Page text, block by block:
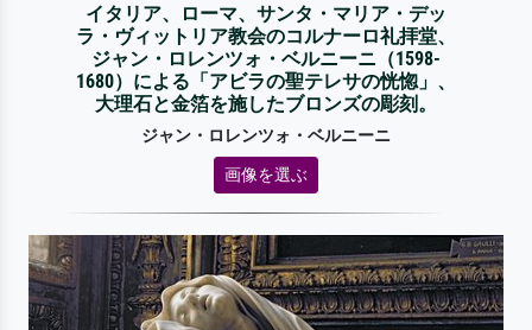
イタリア、ローマ、サンタ・マリア・デッ
ラ・ヴィットリア教会のコルナーロ礼拝堂、
ジャン・ロレンツォ・ベルニーニ（1598-
1680）による「アビラの聖テレサの恍惚」、
大理石と金箔を施したブロンズの彫刻。
ジャン・ロレンツォ・ベルニーニ
画像を選ぶ